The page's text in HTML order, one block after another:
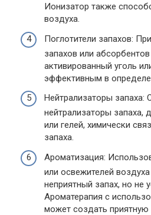
Ионизатор также
воздуха.
Поглотители запахов:
запахов или
активированный уголь
эффективным в
Нейтрализаторы запаха:
нейтрализаторы запаха,
или гелей, химически
запаха.
Ароматизация:
или освежителей
неприятный запах, но не
Ароматерапия с
может создать приятную